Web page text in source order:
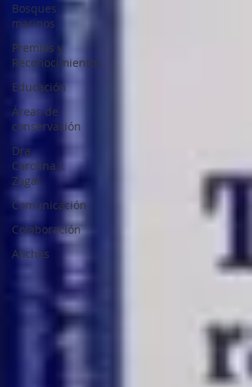
Bosques
marinos
Premios y
Reconocimientos
Educación
Áreas de
conservación
Dra.
Carolina J.
Zagal
Comunicación
Colaboración
Afiches